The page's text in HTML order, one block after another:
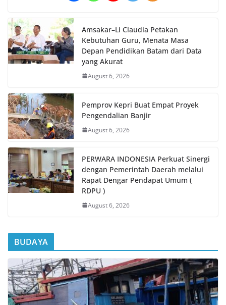
Amsakar–Li Claudia Petakan
Kebutuhan Guru, Menata Masa
Depan Pendidikan Batam dari Data
yang Akurat
August 6, 2026
Pemprov Kepri Buat Empat Proyek
Pengendalian Banjir
August 6, 2026
PERWARA INDONESIA Perkuat Sinergi
dengan Pemerintah Daerah melalui
Rapat Dengar Pendapat Umum (
RDPU )
August 6, 2026
BUDAYA